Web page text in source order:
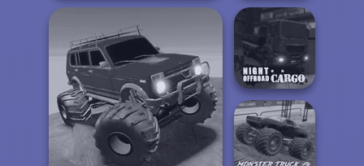
Offroad Island
Construction
Ramp Jumping
Night OffRoad
Cargo